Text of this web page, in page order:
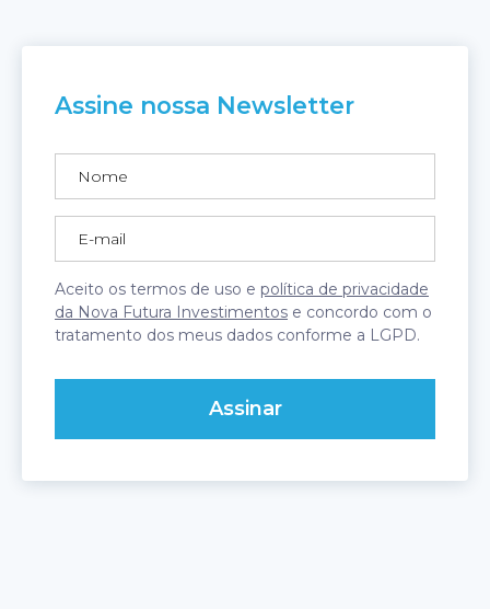
Assine nossa Newsletter
Aceito os termos de uso e política de privacidade
da Nova Futura Investimentos e concordo com o
tratamento dos meus dados conforme a LGPD.